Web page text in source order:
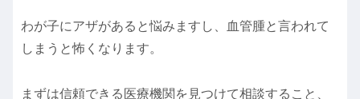
わが子にアザがあると悩みますし、血管腫と言われて
しまうと怖くなります。
まずは信頼できる医療機関を見つけて相談すること、